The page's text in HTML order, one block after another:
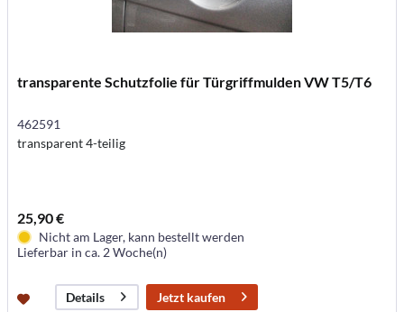
transparente Schutzfolie für Türgriffmulden VW T5/T6
462591
transparent 4-teilig
25,90 €
Nicht am Lager, kann bestellt werden
Lieferbar in ca. 2 Woche(n)
Details Jetzt kaufen